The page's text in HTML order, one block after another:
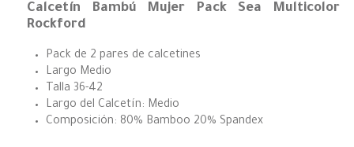
Calcetín Bambú Mujer Pack Sea Multicolor
Rockford
Pack de 2 pares de calcetines
Largo Medio
Talla 36-42
Largo del Calcetín: Medio
Composición: 80% Bamboo 20% Spandex